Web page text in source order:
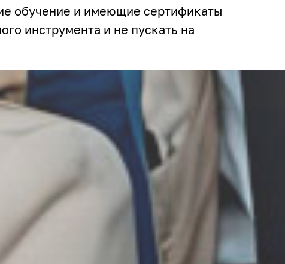
обучение и имеющие сертификаты
инструмента и не пускать на